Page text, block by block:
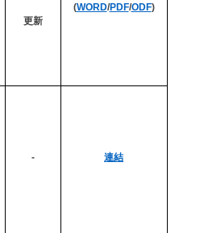
更新
(WORD/PDF/ODF)
- 連結